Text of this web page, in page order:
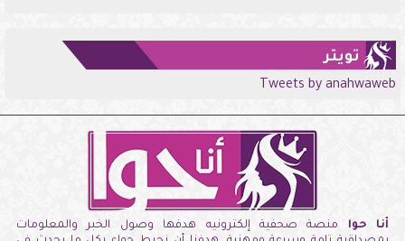
تويتر
Tweets by anahwaweb
أنا حوا منصة صحفية إلكترونيه هدفها وصول الخبر والمعلومات